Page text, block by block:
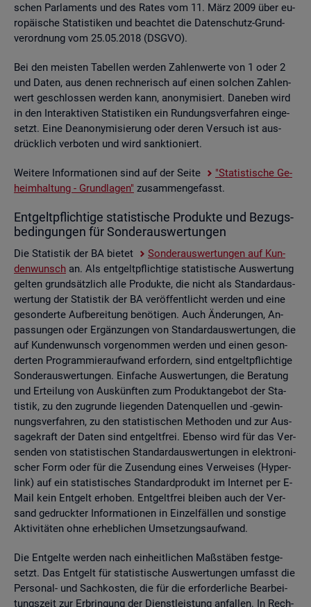
schen Par­la­ments und des Rates vom 11. März 2009 über eu­
ro­päi­sche Sta­tis­ti­ken und be­ach­tet die Da­ten­schutz-Grund­
ver­ord­nung vom 25.05.2018 (DSGVO).
Bei den meis­ten Ta­bel­len wer­den Zah­len­wer­te von 1 oder 2
und Daten, aus denen rech­ne­risch auf einen sol­chen Zah­len­
wert ge­schlos­sen wer­den kann, an­ony­mi­siert. Da­ne­ben wird
in den In­ter­ak­ti­ven Sta­tis­ti­ken ein Run­dungs­ver­fah­ren ein­ge­
setzt. Eine De­an­ony­mi­sie­rung oder deren Ver­such ist aus­
drück­lich ver­bo­ten und wird sank­tio­niert.
Wei­te­re In­for­ma­tio­nen sind auf der Seite
"Sta­tis­ti­sche Ge­
heim­hal­tung - Grund­la­gen" zu­sam­men­ge­fasst.
Ent­gelt­pflich­ti­ge sta­tis­ti­sche Pro­duk­te und Be­zugs­
be­din­gun­gen für Son­der­aus­wer­tun­gen
Die Sta­tis­tik der BA bie­tet
Son­der­aus­wer­tun­gen auf Kun­
den­wunsch an. Als ent­gelt­pflich­ti­ge sta­tis­ti­sche Aus­wer­tung
gel­ten grund­sätz­lich alle Pro­duk­te, die nicht als Stan­dard­aus­
wer­tung der Sta­tis­tik der BA ver­öf­fent­licht wer­den und eine
ge­son­der­te Auf­be­rei­tung be­nö­ti­gen. Auch Än­de­run­gen, An­
pas­sun­gen oder Er­gän­zun­gen von Stan­dard­aus­wer­tun­gen, die
auf Kun­den­wunsch vor­ge­nom­men wer­den und einen ge­son­
der­ten Pro­gram­mier­auf­wand er­for­dern, sind ent­gelt­pflich­ti­ge
Son­der­aus­wer­tun­gen. Ein­fa­che Aus­wer­tun­gen, die Be­ra­tung
und Er­tei­lung von Aus­künf­ten zum Pro­dukt­an­ge­bot der Sta­
tis­tik, zu den zu­grun­de lie­gen­den Da­ten­quel­len und -ge­win­
nungs­ver­fah­ren, zu den sta­tis­ti­schen Me­tho­den und zur Aus­
sa­ge­kraft der Daten sind ent­gelt­frei. Eben­so wird für das Ver­
sen­den von sta­tis­ti­schen Stan­dard­aus­wer­tun­gen in elek­tro­ni­
scher Form oder für die Zu­sen­dung eines Ver­wei­ses (Hy­per­
link) auf ein sta­tis­ti­sches Stan­dard­pro­dukt im In­ter­net per E-
Mail kein Ent­gelt er­ho­ben. Ent­gelt­frei blei­ben auch der Ver­
sand ge­druck­ter In­for­ma­tio­nen in Ein­zel­fäl­len und sons­ti­ge
Ak­ti­vi­tä­ten ohne er­heb­li­chen Um­set­zungs­auf­wand.
Die Ent­gel­te wer­den nach ein­heit­li­chen Maß­stä­ben fest­ge­
setzt. Das Ent­gelt für sta­tis­ti­sche Aus­wer­tun­gen um­fasst die
Per­so­nal- und Sach­kos­ten, die für die er­for­der­li­che Be­ar­bei­
tungs­zeit zur Er­brin­gung der Dienst­leis­tung an­fal­len. In Rech­